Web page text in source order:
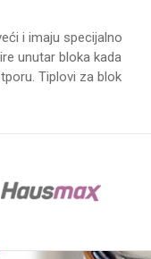
i imaju specijalno
unutar bloka kada
Tiplovi za blok